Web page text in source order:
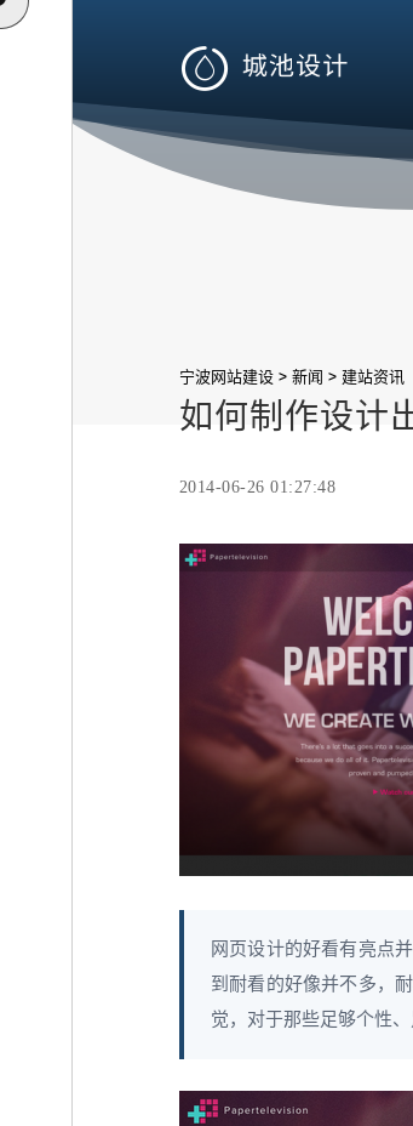

宁波网站建设> 新闻 > 建站资讯
如何制作设计
2014-06-26 01:27:48
网页设计的好看有亮点
到耐看的好像并不多，
觉，对于那些足够个性